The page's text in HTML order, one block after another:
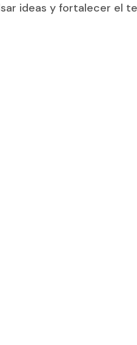
ideas y fortalecer el